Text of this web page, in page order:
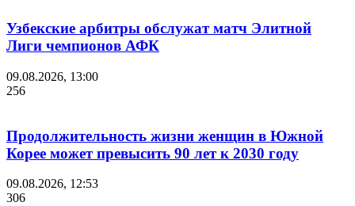
Узбекские арбитры обслужат матч Элитной
Лиги чемпионов АФК
09.08.2026, 13:00
256
Продолжительность жизни женщин в Южной
Корее может превысить 90 лет к 2030 году
09.08.2026, 12:53
306